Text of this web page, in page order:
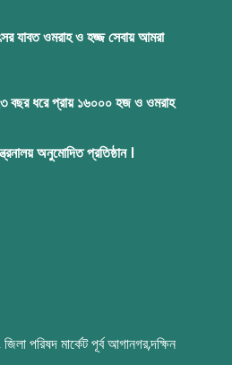
যাবত ওমরাহ ও হজ্জ সেবায় আমরা
বছর ধরে প্রায় ১৬০০০ হজ ও ওমরাহ
অনুমোদিত প্রতিষ্ঠান ।
পরিষদ মার্কেট পূর্ব আগানগর,দক্ষিন